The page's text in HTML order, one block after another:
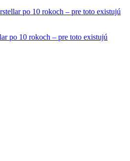
po 10 rokoch – pre toto existujú
po 10 rokoch – pre toto existujú